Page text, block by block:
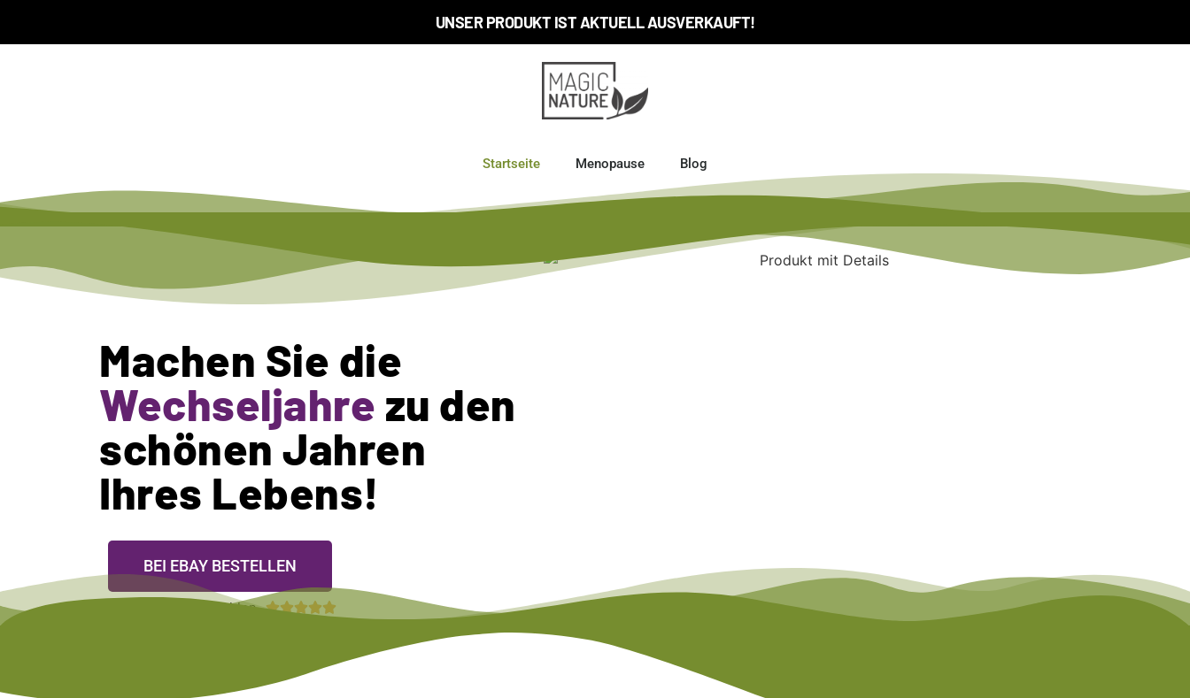
UNSER PRODUKT IST AKTUELL AUSVERKAUFT!
Startseite Menopause Blog
Machen Sie die
Wechseljahre zu den
schönen Jahren
Ihres Lebens!
BEI EBAY BESTELLEN
Von Kunden empfohlen 